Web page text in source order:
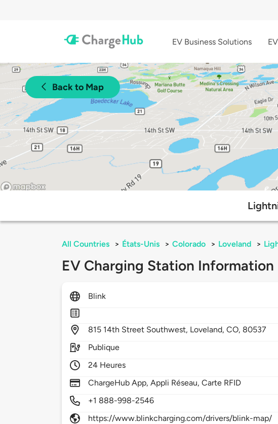
EV Business Solutions
Back to Map
All Countries > États-Unis > Colorado > Loveland >
EV Charging Station Information
Blink
815 14th Street Southwest, Loveland,CO, 80537
Publique
24 Heures
ChargeHub App, Appli Réseau, Carte RFID
+1 888-998-2546
https://www.blinkcharging.com/drivers/blink-map/